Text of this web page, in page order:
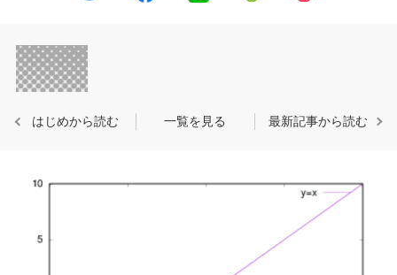
はじめから読む 一覧を見る 最新記事から読む